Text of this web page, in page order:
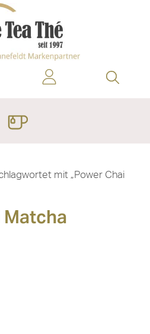
mit „Power Chai
Matcha